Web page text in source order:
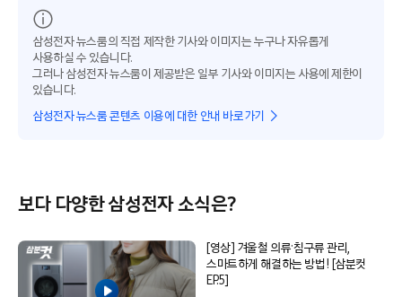
삼성전자 뉴스룸의 직접 제작한 기사와 이미지는 누구나 자유롭게
사용하실 수 있습니다.
그러나 삼성전자 뉴스룸이 제공받은 일부 기사와 이미지는 사용에 제한이
있습니다.
삼성전자 뉴스룸 콘텐츠 이용에 대한 안내 바로가기
보다 다양한 삼성전자 소식은?
[영상] 겨울철 의류·침구류 관리,
스마트하게 해결하는 방법! [삼분컷
EP.5]